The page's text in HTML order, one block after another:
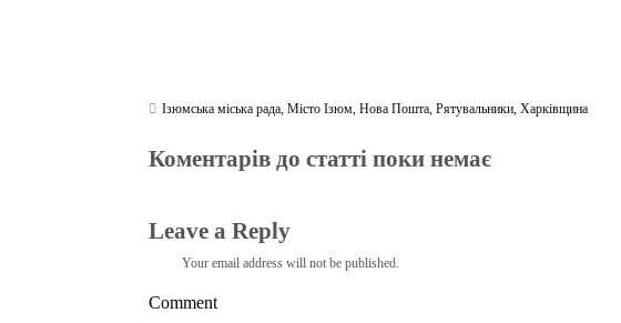
Ізюмська міська рада,Місто Ізюм,Нова Пошта,Рятувальники,Харківщина
Коментарів до статті поки немає
Leave a Reply
Your email address will not be published.
Comment